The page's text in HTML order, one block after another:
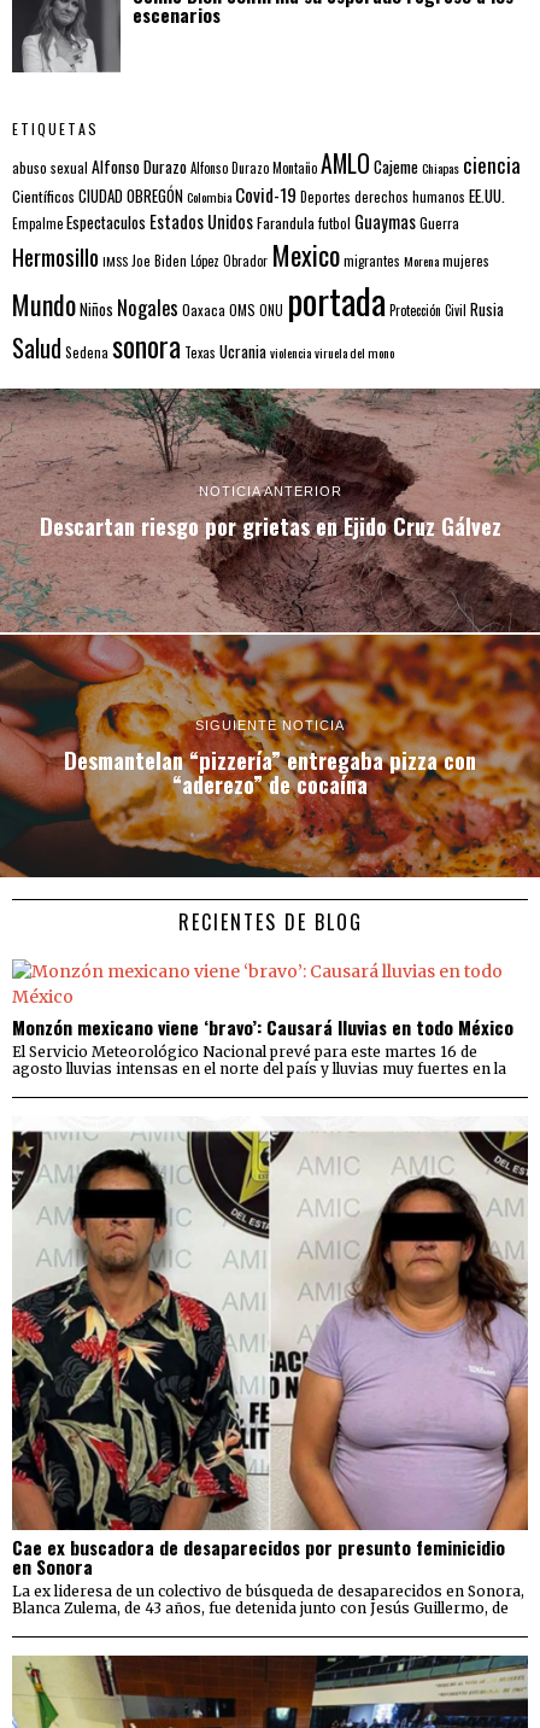
escenarios
ETIQUETAS
abuso sexual Alfonso DurazoAlfonso Durazo MontañoAMLO CajemeChiapas ciencia
Científicos CIUDAD OBREGÓNColombia Covid-19 Deportes derechos humanos EE.UU.
EmpalmeEspectaculos Estados UnidosFarandulafutbol GuaymasGuerra
Hermosillo IMSS Joe Biden López Obrador Mexicomigrantes Morenamujeres
MundoNiños Nogales Oaxaca OMS ONU portada Protección Civil Rusia
Salud Sedena sonora Texas Ucraniaviolenciaviruela del mono
NOTICIA ANTERIOR
Descartan riesgo por grietas en Ejido Cruz Gálvez
SIGUIENTE NOTICIA
Desmantelan “pizzería” entregaba pizza con
“aderezo” de cocaína
RECIENTES DE BLOG
Monzón mexicano viene ‘bravo’: Causará lluvias en todo México
El Servicio Meteorológico Nacional prevé para este martes 16 de
agosto lluvias intensas en el norte del país y lluvias muy fuertes en la
Cae ex buscadora de desaparecidos por presunto feminicidio
en Sonora
La ex lideresa de un colectivo de búsqueda de desaparecidos en Sonora,
Blanca Zulema, de 43 años, fue detenida junto con Jesús Guillermo, de